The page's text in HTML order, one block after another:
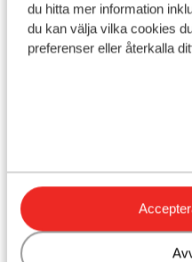
du hitta mer information
du kan välja vilka cookies
preferenser eller återkalla
I området
I centrum
Avstånd till pist ca 200